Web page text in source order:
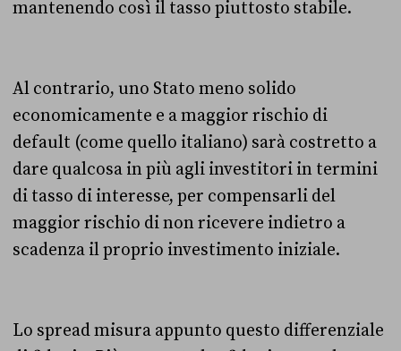
mantenendo così il tasso piuttosto stabile.
Al contrario, uno Stato meno solido
economicamente e a maggior rischio di
default (come quello italiano) sarà costretto a
dare qualcosa in più agli investitori in termini
di tasso di interesse, per compensarli del
maggior rischio di non ricevere indietro a
scadenza il proprio investimento iniziale.
Lo spread misura appunto questo differenziale